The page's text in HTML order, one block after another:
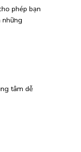
phép bạn
những
tâm dễ